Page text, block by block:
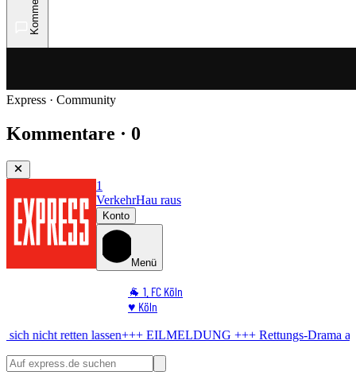
Express · Community
Kommentare · 0
1
VerkehrHau raus
Konto
Menü
🐐 1. FC Köln
♥️ Köln
🏆 Sport
lassen+++ EILMELDUNG +++Rettungs-Drama am Rhein